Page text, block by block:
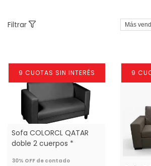
Filtrar
9 CUOTAS SIN INTERÉS
Sofa COLORCL QATAR
doble 2 cuerpos *
9